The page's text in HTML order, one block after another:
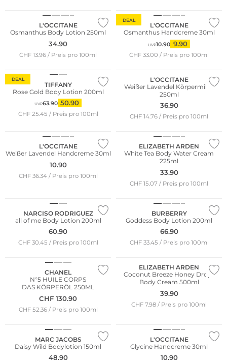
L'OCCITANE
Osmanthus Body Lotion 250ml
34.90
CHF 13.96 / Preis pro 100ml
DEAL
L'OCCITANE
Osmanthus Handcreme 30ml
UVP10.90 9.90
CHF 33.00 / Preis pro 100ml
DEAL
TIFFANY
Rose Gold Body Lotion 200ml
UVP63.90 50.90
CHF 25.45 / Preis pro 100ml
L'OCCITANE
Weißer Lavendel Körpermilch
250ml
36.90
CHF 14.76 / Preis pro 100ml
L'OCCITANE
Weißer Lavendel Handcreme 30ml
10.90
CHF 36.34 / Preis pro 100ml
ELIZABETH ARDEN
White Tea Body Water Cream
225ml
33.90
CHF 15.07 / Preis pro 100ml
NARCISO RODRIGUEZ
all of me Body Lotion 200ml
60.90
CHF 30.45 / Preis pro 100ml
BURBERRY
Goddess Body Lotion 200ml
66.90
CHF 33.45 / Preis pro 100ml
CHANEL
N°5 HUILE CORPS
DAS KÖRPERÖL 250ML
CHF 130.90
CHF 52.36 / Preis pro 100ml
ELIZABETH ARDEN
Coconut Breeze Honey Drops
Body Cream 500ml
39.90
CHF 7.98 / Preis pro 100ml
MARC JACOBS
Daisy Wild Bodylotion 150ml
48.90
L'OCCITANE
Glycine Handcreme 30ml
10.90